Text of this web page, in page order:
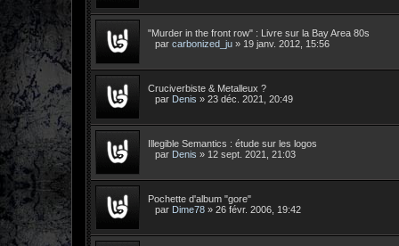
"Murder in the front row" : Livre sur la Bay Area 80s
par carbonized_ju » 19 janv. 2012, 15:56
Cruciverbiste & Metalleux ?
par Denis » 23 déc. 2021, 20:49
Illegible Semantics : étude sur les logos
par Denis » 12 sept. 2021, 21:03
Pochette d'album "gore"
par Dime78 » 26 févr. 2006, 19:42